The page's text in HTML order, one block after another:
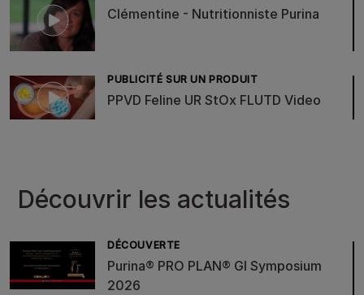
Clémentine - Nutritionniste Purina
PUBLICITÉ SUR UN PRODUIT
PPVD Feline UR StOx FLUTD Video
Découvrir les actualités
DÉCOUVERTE
Purina® PRO PLAN® GI Symposium
2026